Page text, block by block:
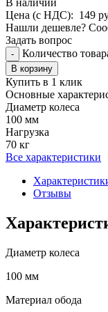
Цена (с НДС): 149
Нашли дешевле?
Задать вопрос
- Количество
В корзину
Купить в 1 клик
Основные
Диаметр колеса
100 мм
Нагрузка
70 кг
Все характеристики
Отзывы
Диаметр колеса
100 мм
Материал обода